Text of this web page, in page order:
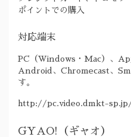
ポイントでの購入
対応端末
PC（Windows・Mac）、
Android、Chromecast、
す。
http://pc.video.dmkt-
GYAO!（ギャオ）